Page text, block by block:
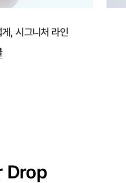
, 시그니처 라인
Drop